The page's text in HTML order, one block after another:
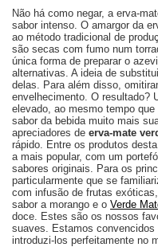
Não há como negar, a erva-
sabor intenso. O amargor da
ao método tradicional de
são secas com fumo num
única forma de preparar o
alternativas. A ideia de
delas. Para além disso,
envelhecimento. O resultado?
elevado, ao mesmo tempo
sabor da bebida muito mais
apreciadores de erva-mate
rápido. Entre os produtos
a mais popular, com um
sabores originais. Para os
particularmente que se
com infusão de frutas
sabor a morango e o Verde
doce. Estes são os nossos
suaves. Estamos convencidos
introduzi-los perfeitamente no